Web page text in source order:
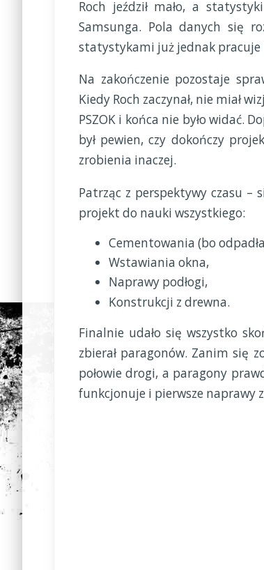
Roch jeździł mało, a
Samsunga. Pola danych się
statystykami już jednak pracuje
Na zakończenie pozostaje
Kiedy Roch zaczynał, nie miał
PSZOK i końca nie było widać.
był pewien, czy dokończy
zrobienia inaczej.
Patrząc z perspektywy czasu –
projekt do nauki wszystkiego:
Cementowania (bo
Wstawiania okna,
Naprawy podłogi,
Konstrukcji z drewna.
Finalnie udało się wszystko
zbierał paragonów. Zanim się
połowie drogi, a paragony
funkcjonuje i pierwsze naprawy